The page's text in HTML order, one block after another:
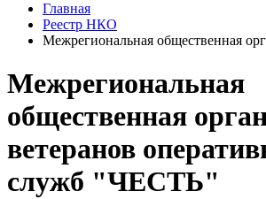
Главная
Реестр НКО
Межрегиональная общественная
Межрегиональная
общественная
ветеранов
служб "ЧЕСТЬ"